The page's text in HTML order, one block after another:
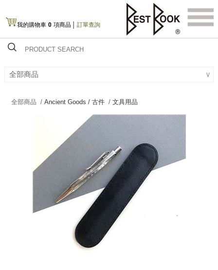
我的購物車 0 項商品 訂單查詢
全部商品 ∨
全部商品 / Ancient Goods / 古件/ 文具用品